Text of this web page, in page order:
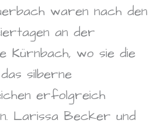
waren nach den
an der
Kürnbach, wo sie die
silberne
erfolgreich
Larissa Becker und